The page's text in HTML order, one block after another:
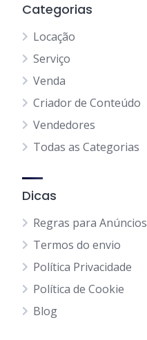
Categorias
Locação
Serviço
Venda
Criador de Conteúdo
Vendedores
Todas as Categorias
Dicas
Regras para Anúncios
Termos do envio
Política Privacidade
Política de Cookie
Blog